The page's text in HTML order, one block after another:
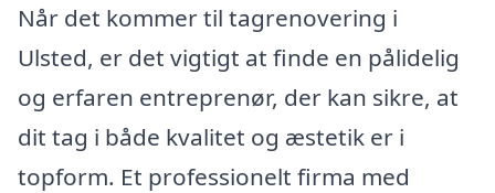
Når det kommer til tagrenovering i
Ulsted, er det vigtigt at finde en pålidelig
og erfaren entreprenør, der kan sikre, at
dit tag i både kvalitet og æstetik er i
topform. Et professionelt firma med